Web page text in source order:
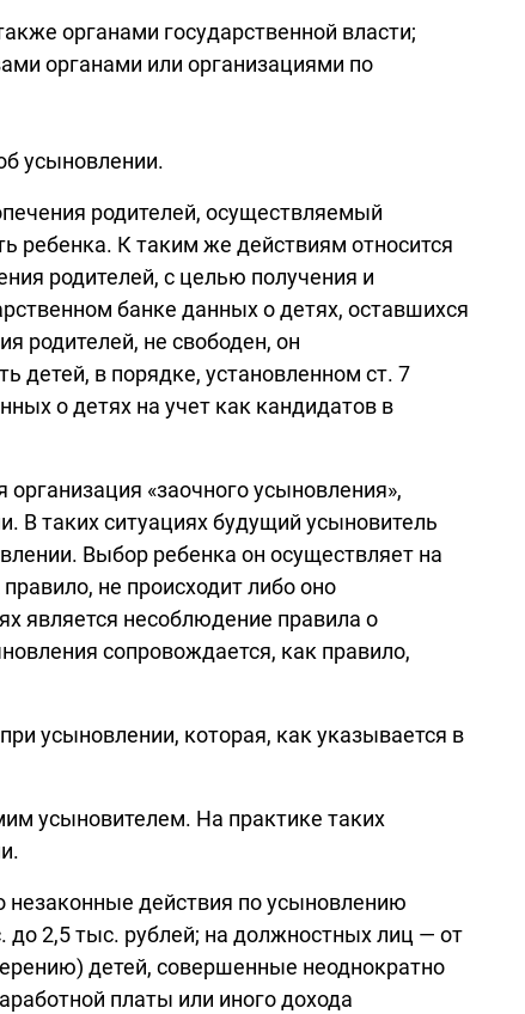
органами государственной власти;
органами или организациями по
усыновлении.
родителей, осуществляемый
К таким же действиям относится
родителей, с целью получения и
банке данных о детях, оставшихся
родителей, не свободен, он
в порядке, установленном ст. 7
о детях на учет как кандидатов в
«заочного усыновления»,
В таких ситуациях будущий усыновитель
Выбор ребенка он осуществляет на
не происходит либо оно
является несоблюдение правила о
сопровождается, как правило,
усыновлении, которая, как указывается в
усыновителем. На практике таких
незаконные действия по усыновлению
2,5 тыс. рублей; на должностных лиц — от
детей, совершенные неоднократно
платы или иного дохода